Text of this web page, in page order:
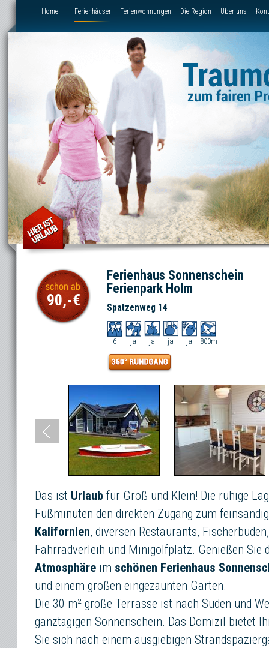
Direkt zum Inhalt
Home Ferienhäuser Ferienwohnungen Die Region Über uns
90,-
Ferienhaus Sonnenschein
Ferienpark Holm
Spatzenweg 14
6 ja ja ja ja 800m
Das ist Urlaub für Groß und Klein! Die ruhige
Fußminuten den direkten Zugang zum
Kalifornien, diversen Restaurants,
Fahrradverleih und Minigolfplatz. Genießen Sie
Atmosphäre im schönen Ferienhaus
und einem großen eingezäunten Garten.
Die 30 m² große Terrasse ist nach Süden und
ganztägigen Sonnenschein. Das Domizil bietet
Sie sich nach einem ausgiebigen